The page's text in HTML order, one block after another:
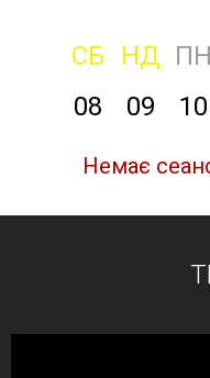
СБ НД ПН
08
09 10
Немає